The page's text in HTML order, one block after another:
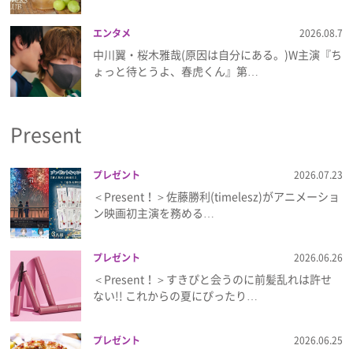
エンタメ 2026.08.7
中川翼・桜木雅哉(原因は自分にある。)W主演『ち
ょっと待とうよ、春虎くん』第…
Present
プレゼント 2026.07.23
＜Present！＞佐藤勝利(timelesz)がアニメーショ
ン映画初主演を務める…
プレゼント 2026.06.26
＜Present！＞すきぴと会うのに前髪乱れは許せ
ない!! これからの夏にぴったり…
プレゼント 2026.06.25